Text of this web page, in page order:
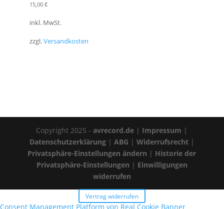
15,00 €
inkl. MwSt.
zzgl.Versandkosten
Copyright 2025 -avrecord.de | Impressum |
Datenschutzerklärung| ABG | Widerrufsrecht|
Privatsphäre-Einstellungen ändern | Historie der
Privatsphäre-Einstellungen | Einwilligungen
widerrufen
Vertrag widerrufen
Consent Management Platform von Real Cookie Banner